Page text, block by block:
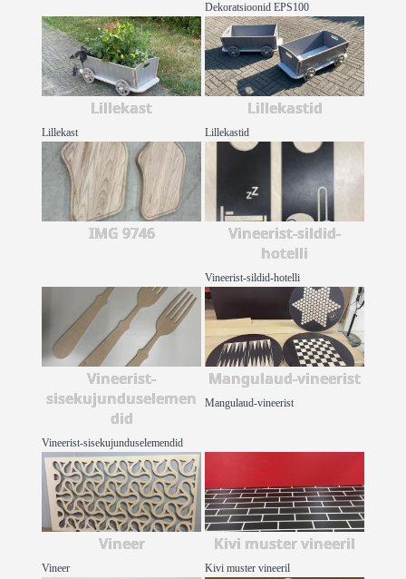
Dekoratsioonid EPS100
Lillekast
Lillekast
Lillekastid
Lillekastid
IMG 9746
Vineerist-sildid-
hotelli
Vineerist-sildid-hotelli
Vineerist-
sisekujunduselemen
did
Vineerist-sisekujunduselemendid
Mangulaud-vineerist
Mangulaud-vineerist
Vineer
Vineer
Kivi muster vineeril
Kivi muster vineeril